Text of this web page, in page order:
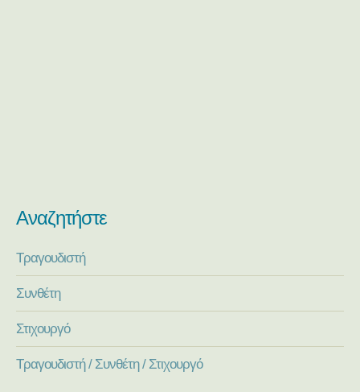
Αναζητήστε
Τραγουδιστή
Συνθέτη
Στιχουργό
Τραγουδιστή / Συνθέτη / Στιχουργό